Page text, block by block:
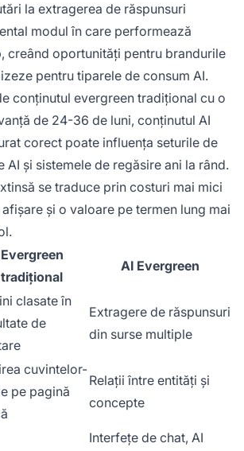
la extragerea de răspunsuri
modul în care performează
creând oportunități pentru brandurile
pentru tiparele de consum AI.
conținutul evergreen tradițional cu o
de 24-36 de luni, conținutul AI
corect poate influența seturile de
AI și sistemele de regăsire ani la rând.
se traduce prin costuri mai mici
și o valoare pe termen lung mai
Evergreen
tradițional
AI Evergreen
clasate în
de
Extragere de răspunsuri
din surse multiple
cuvintelor-
pe pagină
Relații între entități și
concepte
Interfețe de chat, AI